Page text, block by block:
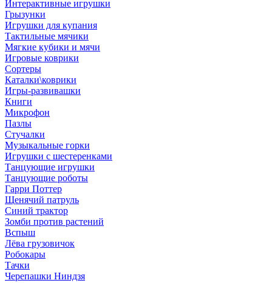
Интерактивные игрушки
Грызунки
Игрушки для купания
Тактильные мячики
Мягкие кубики и мячи
Игровые коврики
Сортеры
Каталки\коврики
Игры-развивашки
Книги
Микрофон
Пазлы
Стучалки
Музыкальные горки
Игрушки с шестеренками
Танцующие игрушки
Танцующие роботы
Гарри Поттер
Щенячий патруль
Синий трактор
Зомби против растений
Вспыш
Лёва грузовичок
Робокары
Тачки
Черепашки Ниндзя